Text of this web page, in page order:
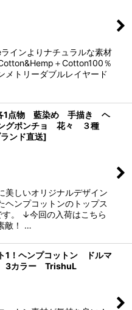
インよりナチュラルな素材
＋Cotton100％
メトリーダブルレイヤード
1点物 藍染め 手描き ヘ
グポンチョ 花々 ３種
ンド直送]
美しいオリジナルデザイン
ヘンプコットンのトップス
。 ↓今回の入荷はこちら
敵！ …
1！ヘンプコットン ドルマ
3カラー TrishuL